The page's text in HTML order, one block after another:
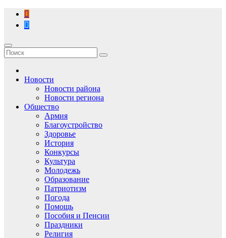
Перейти
содержимому
Новости
Новости района
Новости региона
Общество
Армия
Благоустройство
Здоровье
История
Конкурсы
Культура
Молодежь
Образование
Патриотизм
Погода
Помощь
Пособия и Пенсии
Праздники
Религия